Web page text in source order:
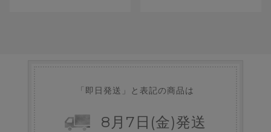
「即日発送」と表記の商品は
8 月 7 日 (金)発送